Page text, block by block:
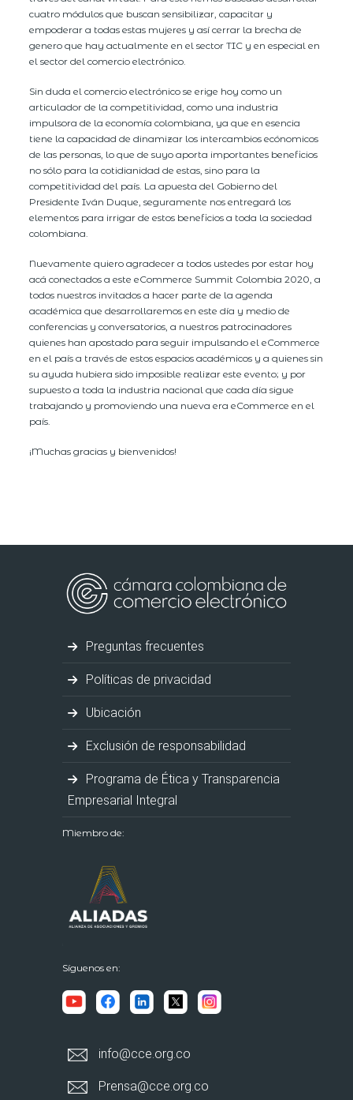
cuatro módulos que buscan sensibilizar, capacitar y
empoderar a todas estas mujeres y así cerrar la brecha de
genero que hay actualmente en el sector TIC y en especial en
el sector del comercio electrónico.
Sin duda el comercio electrónico se erige hoy como un
articulador de la competitividad, como una industria
impulsora de la economía colombiana, ya que en esencia
tiene la capacidad de dinamizar los intercambios ecónomicos
de las personas, lo que de suyo aporta importantes beneficios
no sólo para la cotidianidad de estas, sino para la
competitividad del país. La apuesta del Gobierno del
Presidente Iván Duque, seguramente nos entregará los
elementos para irrigar de estos beneficios a toda la sociedad
colombiana.
Nuevamente quiero agradecer a todos ustedes por estar hoy
acá conectados a este eCommerce Summit Colombia 2020, a
todos nuestros invitados a hacer parte de la agenda
académica que desarrollaremos en este día y medio de
conferencias y conversatorios, a nuestros patrocinadores
quienes han apostado para seguir impulsando el eCommerce
en el país a través de estos espacios académicos y a quienes sin
su ayuda hubiera sido imposible realizar este evento; y por
supuesto a toda la industria nacional que cada día sigue
trabajando y promoviendo una nueva era eCommerce en el
país.
¡Muchas gracias y bienvenidos!
Preguntas frecuentes
Políticas de privacidad
Ubicación
Exclusión de responsabilidad
Programa de Ética y Transparencia
Empresarial Integral
Miembro de:
Síguenos en:
info@cce.org.co
Prensa@cce.org.co